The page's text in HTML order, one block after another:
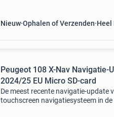
Nieuw Ophalen of Verzenden Heel
Peugeot 108 X-Nav Navigatie-
2024/25 EU Micro SD-card
De meest recente navigatie-update
touchscreen navigatiesysteem in de